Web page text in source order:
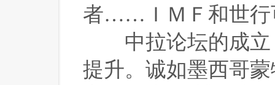
者……ＩＭＦ和世行
中拉论坛的成立
提升。诚如墨西哥